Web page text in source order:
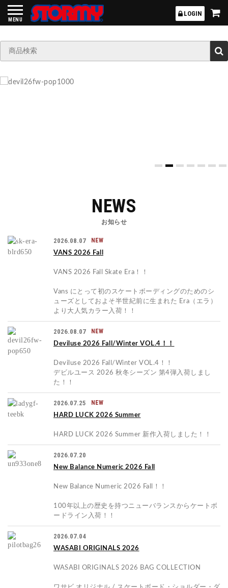
MENU STORMY LOGIN
NEWS
お知らせ
2026.08.07 NEW
VANS 2026 Fall
VANS 2026 Fall Skate Era！！
Vans にとって初のスケートボーディングのためのシ
ューズとしておよそ半世紀前に生まれた Era（エラ）
より大人気カラー入荷！！
2026.08.07 NEW
Deviluse 2026 Fall/Winter VOL.4！！
Deviluse 2026 Fall/Winter VOL.4！！
デビルユース 2026 秋冬シーズン 第4弾入荷しまし
た！！
2026.07.25 NEW
HARD LUCK 2026 Summer
HARD LUCK 2026 Summer 新作入荷しました！！
2026.07.20
New Balance Numeric 2026 Fall
New Balance Numeric 2026 Fall！！
100年以上の歴史を持つニューバランスからケートボ
ードライン入荷！！
2026.07.04
WASABI ORIGINALS 2026
WASABI ORIGINALS 2026 BAG COLLECTION